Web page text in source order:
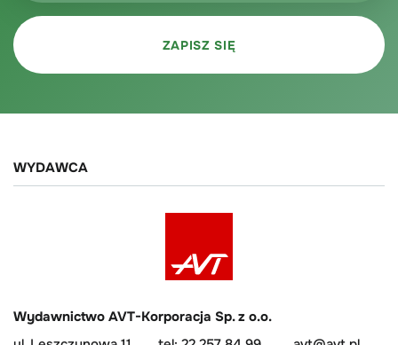
WYDAWCA
Wydawnictwo AVT-Korporacja Sp. z o.o.